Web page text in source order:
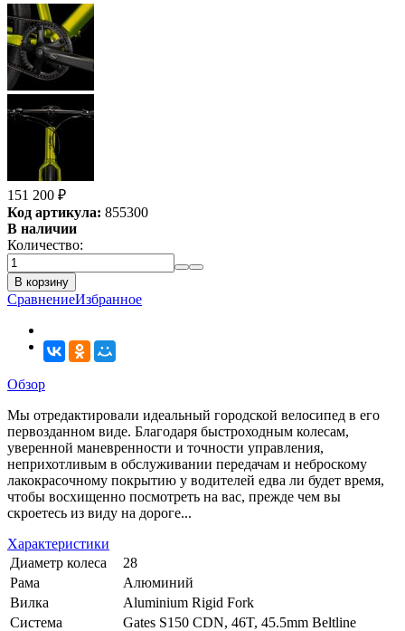
151 200 ₽
Код артикула: 855300
В наличии
Количество:
В корзину
СравнениеИзбранное
Обзор
Мы отредактировали идеальный городской велосипед в его
первозданном виде. Благодаря быстроходным колесам,
уверенной маневренности и точности управления,
неприхотливым в обслуживании передачам и неброскому
лакокрасочному покрытию у водителей едва ли будет время,
чтобы восхищенно посмотреть на вас, прежде чем вы
скроетесь из виду на дороге...
Характеристики
Диаметр колеса
28
Рама
Алюминий
Вилка
Aluminium Rigid Fork
Система
Gates S150 CDN, 46T, 45.5mm Beltline